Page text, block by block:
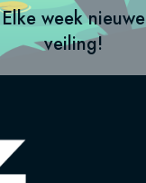
Elke week nieuwe
veiling!